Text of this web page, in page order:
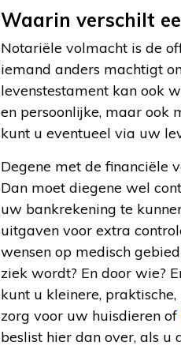
Waarin verschilt
Notariële volmacht is de
iemand anders machtigt
levenstestament kan ook
en persoonlijke, maar ook
kunt u eventueel via uw
Degene met de financiële
Dan moet diegene wel
uw bankrekening te
uitgaven voor extra
wensen op medisch
ziek wordt? En door wie?
kunt u kleinere,
zorg voor uw huisdieren of
beslist hier dan over, als u